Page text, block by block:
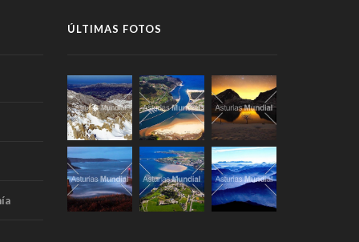
ÚLTIMAS FOTOS